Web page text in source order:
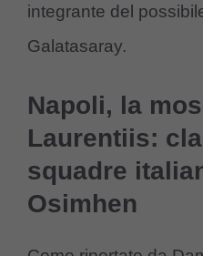
integrante del
Galatasaray.
Napoli, la
Laurentiis:
squadre
Osimhen